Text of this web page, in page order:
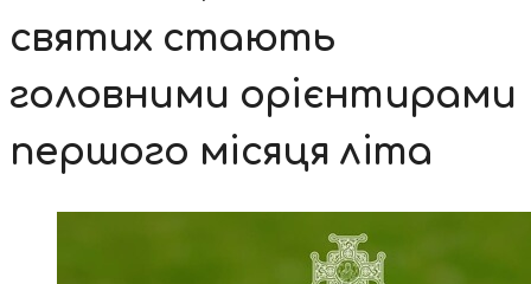
святих стають
головними орієнтирами
першого місяця літа